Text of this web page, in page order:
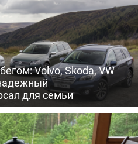
Volvo, Skoda, VW
для семьи